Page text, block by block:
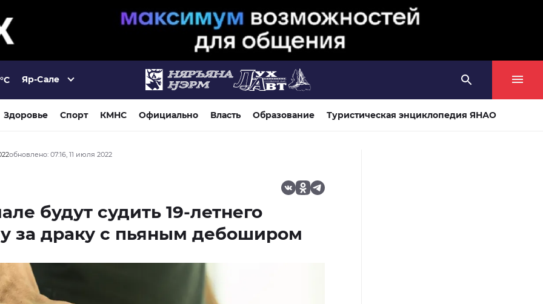
°C Яр-Сале
Здоровье Спорт КМНС Официально Власть Образование Туристическая энциклопедия ЯНАО
обновлено: 07:16, 11 июля 2022
будут судить 19-летнего
за драку с пьяным дебоширом